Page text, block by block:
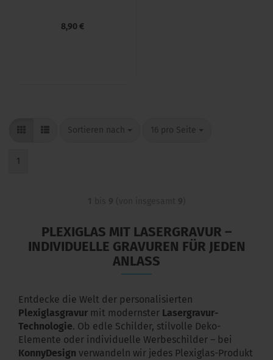
8,90 €
Sortieren nach 16 pro Seite
1
PLEXIGLAS MIT LASERGRAVUR –
INDIVIDUELLE GRAVUREN FÜR JEDEN
ANLASS
Entdecke die Welt der personalisierten
Plexiglasgravur mit modernster Lasergravur-
Technologie. Ob edle Schilder, stilvolle Deko-
Elemente oder individuelle Werbeschilder – bei
KonnyDesign verwandeln wir jedes Plexiglas-Produkt